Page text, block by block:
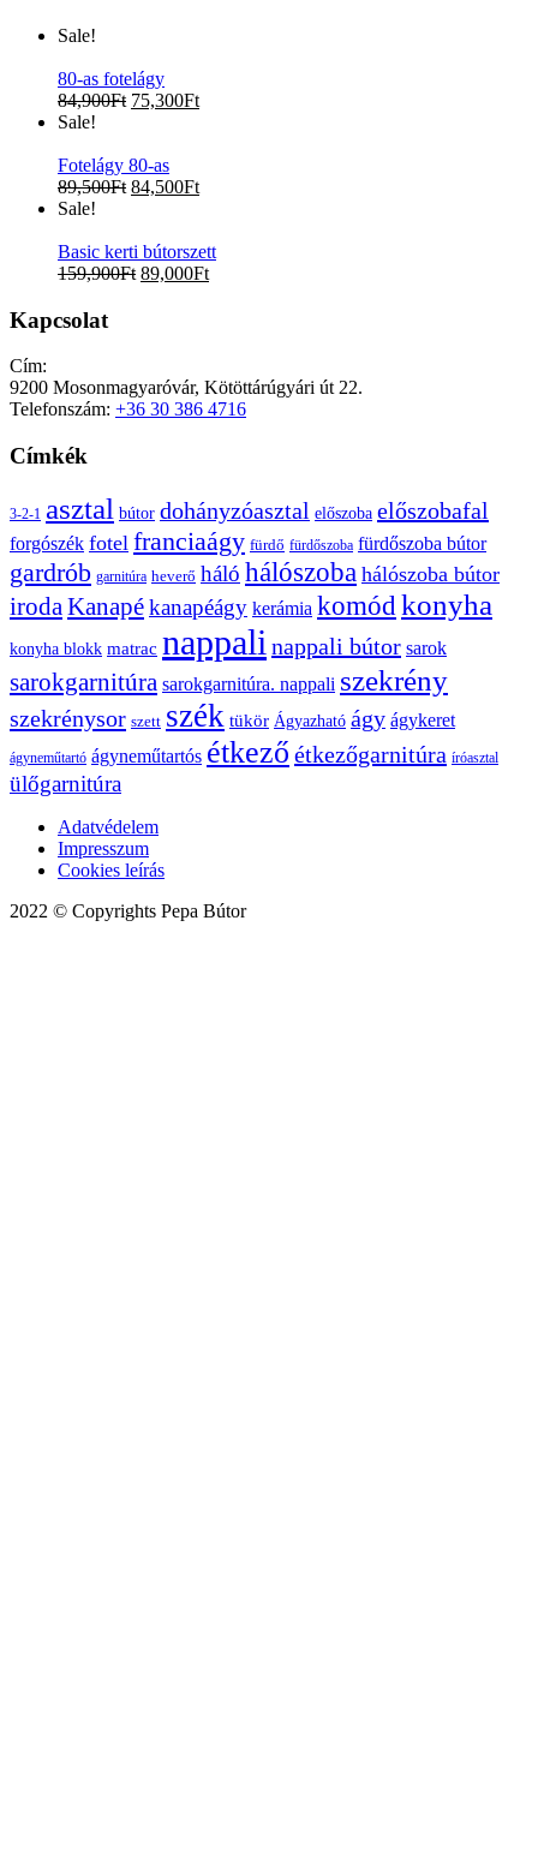
Sale!
80-as fotelágy
84,900Ft 75,300Ft
Sale!
Fotelágy 80-as
89,500Ft 84,500Ft
Sale!
Basic kerti bútorszett
159,900Ft 89,000Ft
Kapcsolat
Cím:
9200 Mosonmagyaróvár, Kötöttárúgyári út 22.
Telefonszám: +36 30 386 4716
Címkék
3-2-1 asztal bútor dohányzóasztal előszoba előszobafal
forgószék fotel franciaágy fürdő fürdőszoba fürdőszoba bútor
gardrób garnitúra heverő háló hálószoba hálószoba bútor
iroda Kanapékanapéágy kerámia komód konyha
konyha blokk matrac nappali nappali bútor sarok
sarokgarnitúra sarokgarnitúra. nappali szekrény
szekrénysor szett szék tükör Ágyazható ágy ágykeret
ágyneműtartó ágyneműtartós étkező étkezőgarnitúra íróasztal
ülőgarnitúra
Adatvédelem
Impresszum
Cookies leírás
2022 © Copyrights Pepa Bútor